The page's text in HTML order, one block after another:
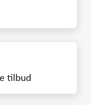
tilbud